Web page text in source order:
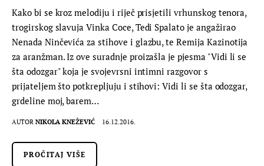
Kako bi se kroz melodiju i riječ prisjetili vrhunskog tenora,
trogirskog slavuja Vinka Coce, Tedi Spalato je angažirao
Nenada Ninčevića za stihove i glazbu, te Remija Kazinotija
za aranžman. Iz ove suradnje proizašla je pjesma "Vidi li se
šta odozgar" koja je svojevrsni intimni razgovor s
prijateljem što potkrepljuju i stihovi: Vidi li se šta odozgar,
grdeline moj, barem…
AUTOR NIKOLA KNEŽEVIĆ 16.12.2016.
PROČITAJ VIŠE